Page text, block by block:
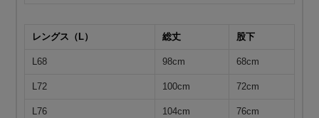
レングス（L） 総丈 股下
L68 98cm 68cm
L72 100cm 72cm
L76 104cm 76cm